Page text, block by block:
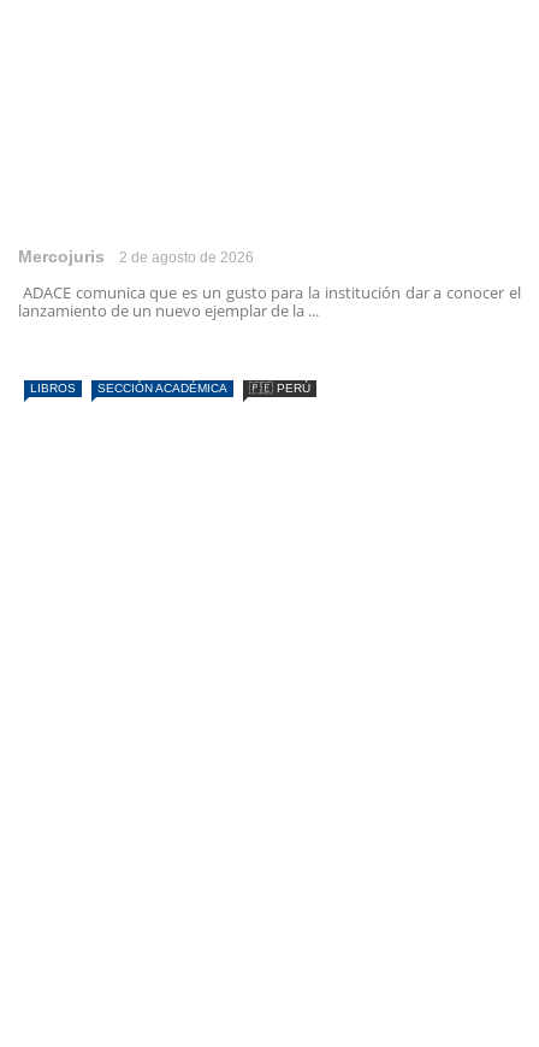
Mercojuris 2 de agosto de 2026
ADACE comunica que es un gusto para la institución dar a conocer el
lanzamiento de un nuevo ejemplar de la ...
LIBROS SECCIÓN ACADÉMICA 🇵🇪 PERÚ